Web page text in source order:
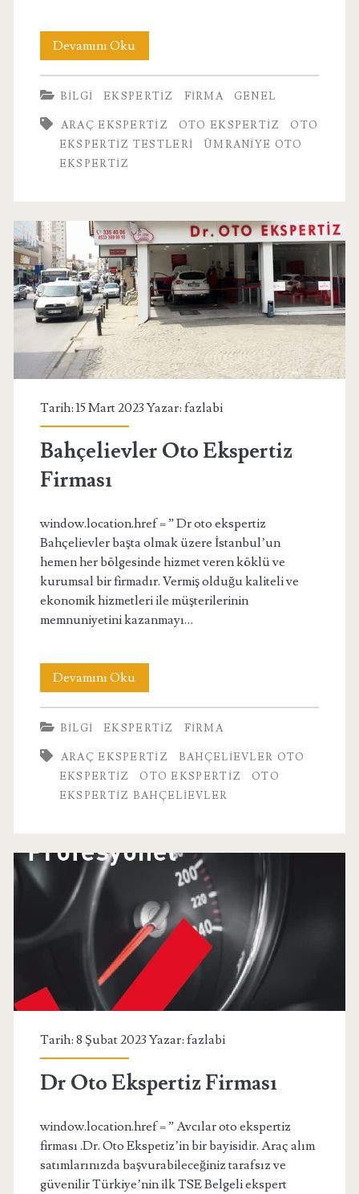
Devamını OkuOto
Ekspertiz
Testleri
BILGI EKSPERTIZ FIRMA GENEL
ARAÇ EKSPERTIZ OTO EKSPERTIZ
OTO
EKSPERTIZ TESTLERI
ÜMRANIYE OTO
EKSPERTIZ
Tarih: 15 Mart 2023 Yazar: fazlabi
Bahçelievler Oto Ekspertiz
Firması
window.location.href = ” Dr oto ekspertiz
Bahçelievler başta olmak üzere İstanbul’un
hemen her bölgesinde hizmet veren köklü ve
kurumsal bir firmadır. Vermiş olduğu kaliteli ve
ekonomik hizmetleri ile müşterilerinin
memnuniyetini kazanmayı…
Devamını OkuBahçelievler
Oto
Ekspertiz
Firması
BILGI EKSPERTIZ FIRMA
ARAÇ EKSPERTIZ
BAHÇELIEVLER OTO
EKSPERTIZ
OTO EKSPERTIZ
OTO
EKSPERTIZ BAHÇELIEVLER
Tarih: 8 Şubat 2023 Yazar: fazlabi
Dr Oto Ekspertiz Firması
window.location.href = ” Avcılar oto ekspertiz
firması .Dr. Oto Ekspetiz’in bir bayisidir. Araç alım
satımlarınızda başvurabileceğiniz tarafsız ve
güvenilir Türkiye’nin ilk TSE Belgeli ekspert